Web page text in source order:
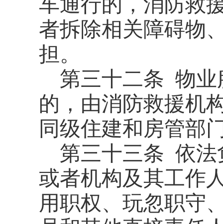
者拆除相关障碍物
担。
第三十二条 物业
的，由消防救援机
同级住建和房管部
第三十三条 依法
或者机构及其工作
用职权、玩忽职守